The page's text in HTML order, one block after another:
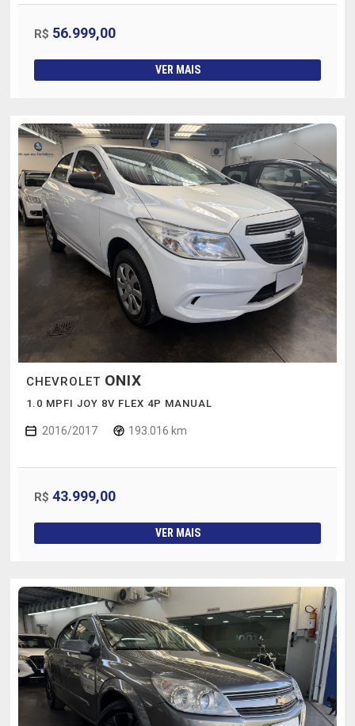
R$ 56.999,00
VER MAIS
CHEVROLET ONIX
1.0 MPFI JOY 8V FLEX 4P MANUAL
2016/2017 193.016 km
R$ 43.999,00
VER MAIS